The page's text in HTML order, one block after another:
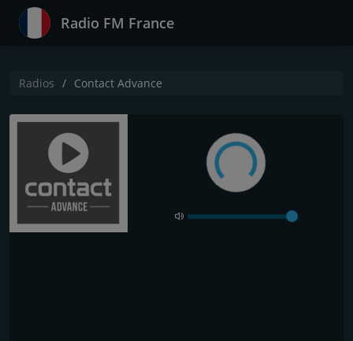
Radio FM France
Radios Contact Advance